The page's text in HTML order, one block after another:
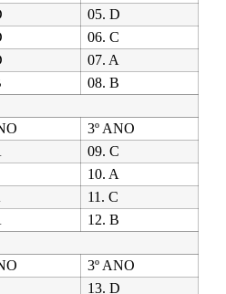
05. D
06. C
07. A
08. B
3º ANO
09. C
10. A
11. C
12. B
3º ANO
13. D